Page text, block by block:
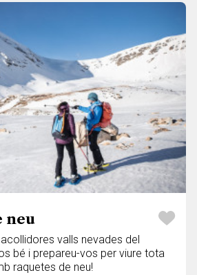
neu
valls nevades del
bé i prepareu-vos per viure tota
raquetes de neu!